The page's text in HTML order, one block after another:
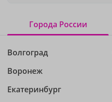
Города России
Волгоград
Воронеж
Екатеринбург